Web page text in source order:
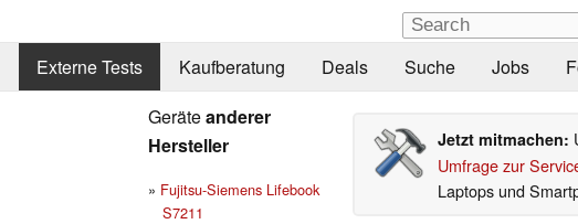
Externe Tests Kaufberatung Deals Suche Jobs
Geräteanderer
Hersteller
Fujitsu-Siemens Lifebook
S7211
Jetzt mitmachen:
Umfrage zur
Laptops und